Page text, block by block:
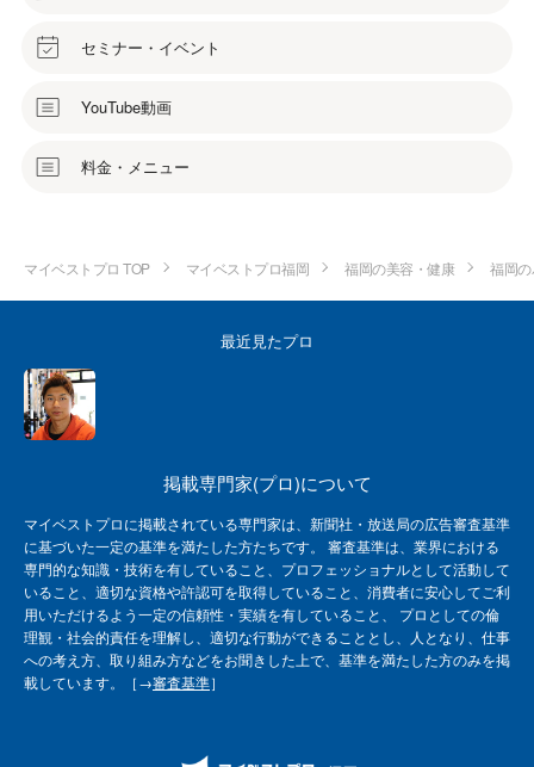
セミナー・イベント
YouTube動画
料金・メニュー
マイベストプロ TOP マイベストプロ福岡 福岡の美容・健康 福岡
最近見たプロ
掲載専門家(プロ)について
マイベストプロに掲載されている専門家は、新聞社・放送局の広告審査基準
に基づいた一定の基準を満たした方たちです。 審査基準は、業界における
専門的な知識・技術を有していること、プロフェッショナルとして活動して
いること、適切な資格や許認可を取得していること、消費者に安心してご利
用いただけるよう一定の信頼性・実績を有していること、 プロとしての倫
理観・社会的責任を理解し、適切な行動ができることとし、人となり、仕事
への考え方、取り組み方などをお聞きした上で、基準を満たした方のみを掲
載しています。［→審査基準］